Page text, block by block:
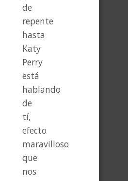
de
repente
hasta
Katy
Perry
está
hablando
de
tí,
efecto
maravilloso
que
nos